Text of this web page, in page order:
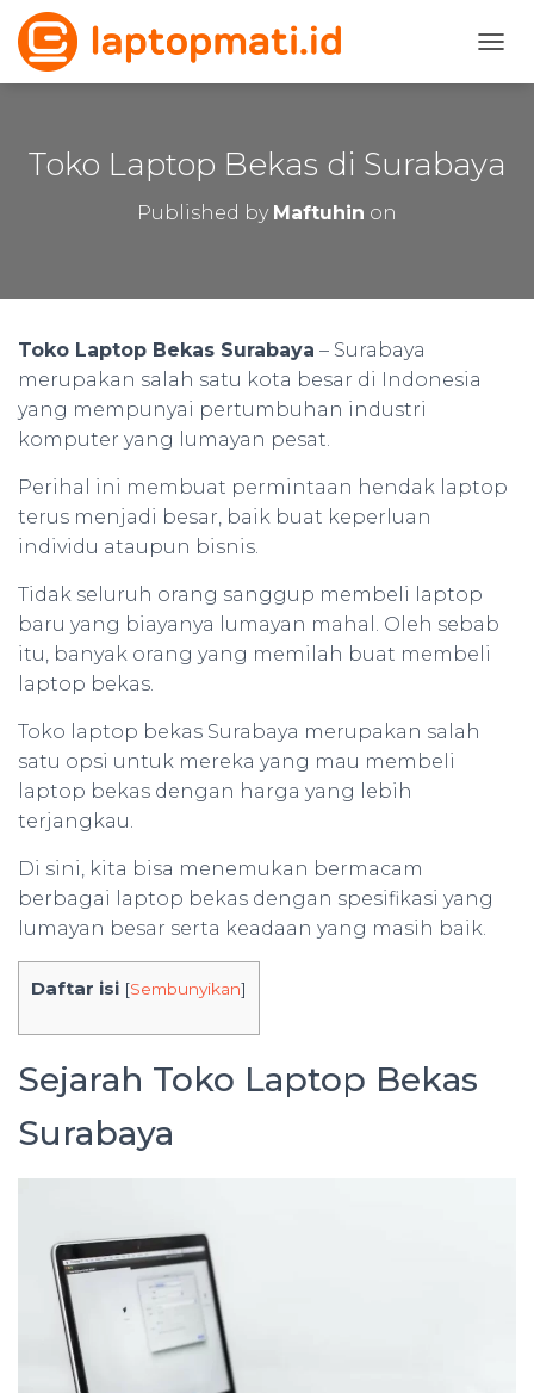
O
E
Toko Laptop Bekas di Surabaya
Published by Maftuhin on
Toko Laptop Bekas Surabaya – Surabaya
merupakan salah satu kota besar di Indonesia
yang mempunyai pertumbuhan industri
komputer yang lumayan pesat.
Perihal ini membuat permintaan hendak laptop
terus menjadi besar, baik buat keperluan
individu ataupun bisnis.
Tidak seluruh orang sanggup membeli laptop
baru yang biayanya lumayan mahal. Oleh sebab
itu, banyak orang yang memilah buat membeli
laptop bekas.
Toko laptop bekas Surabaya merupakan salah
satu opsi untuk mereka yang mau membeli
laptop bekas dengan harga yang lebih
terjangkau.
Di sini, kita bisa menemukan bermacam
berbagai laptop bekas dengan spesifikasi yang
lumayan besar serta keadaan yang masih baik.
Daftar isi [Sembunyikan]
Sejarah Toko Laptop Bekas
Surabaya